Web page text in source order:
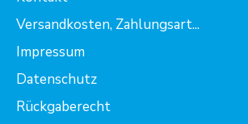
Versandkosten, Zahlungsart...
Impressum
Datenschutz
Rückgaberecht